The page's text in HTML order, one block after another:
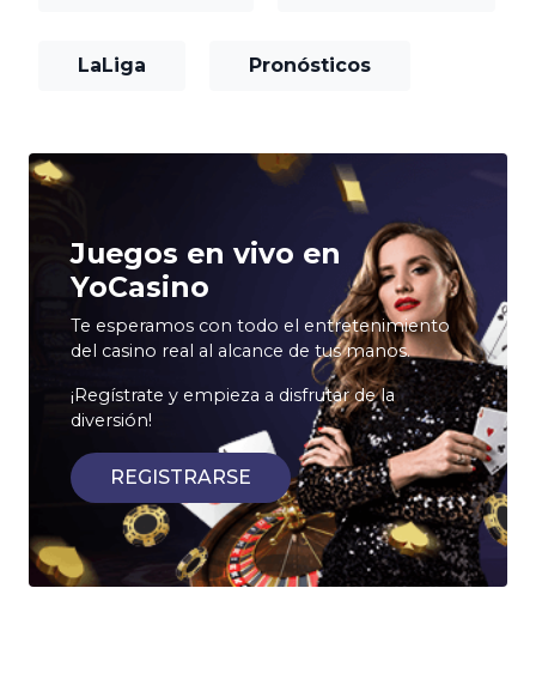
LaLiga Pronósticos
Juegos en vivo en
YoCasino
Te esperamos con todo el entretenimiento
del casino real al alcance de tus manos.
¡Regístrate y empieza a disfrutar de la
diversión!
REGISTRARSE